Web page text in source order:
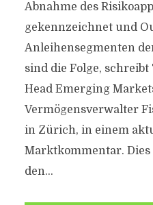
Abnahme des
gekennzeichnet und
Anleihensegmenten
sind die Folge,
Head Emerging
Vermögensverwalter
in Zürich, in einem
Marktkommentar.
den...